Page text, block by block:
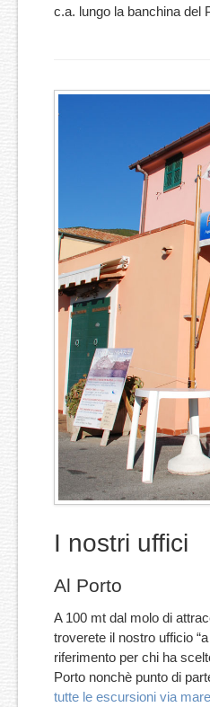
c.a. lungo la banchina del
I nostri uffici
Al Porto
A 100 mt dal molo di
troverete il nostro ufficio
riferimento per chi ha
Porto nonchè punto di
tutte le escursioni via